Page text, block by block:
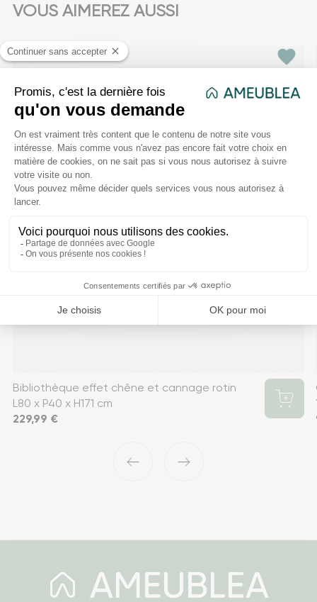
VOUS AIMEREZ AUSSI
favorite
Bibliothèque effet chêne et cannage rotin
L80 x P40 x H171 cm
Prix
229,99 €
‹ ›